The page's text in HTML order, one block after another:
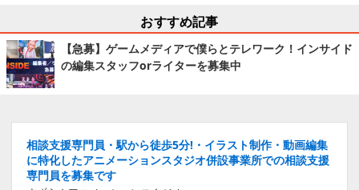
おすすめ記事
【急募】ゲームメディアで僕らとテレワーク！インサイド
の編集スタッフorライターを募集中
相談支援専門員・駅から徒歩5分!・イラスト制作・動画編集
に特化したアニメーションスタジオ併設事業所での相談支援
専門員を募集です